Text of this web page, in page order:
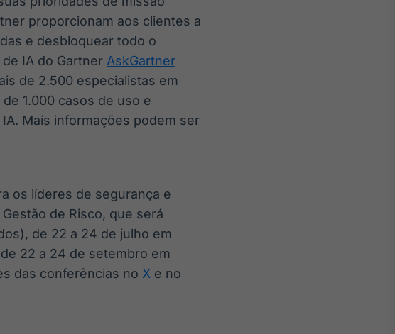
proporcionam aos clientes a
e desbloquear todo o
IA do Gartner AskGartner
de 2.500 especialistas em
1.000 casos de uso e
Mais informações podem ser
os líderes de segurança e
de Risco, que será
de 22 a 24 de julho em
22 a 24 de setembro em
das conferências no X e no